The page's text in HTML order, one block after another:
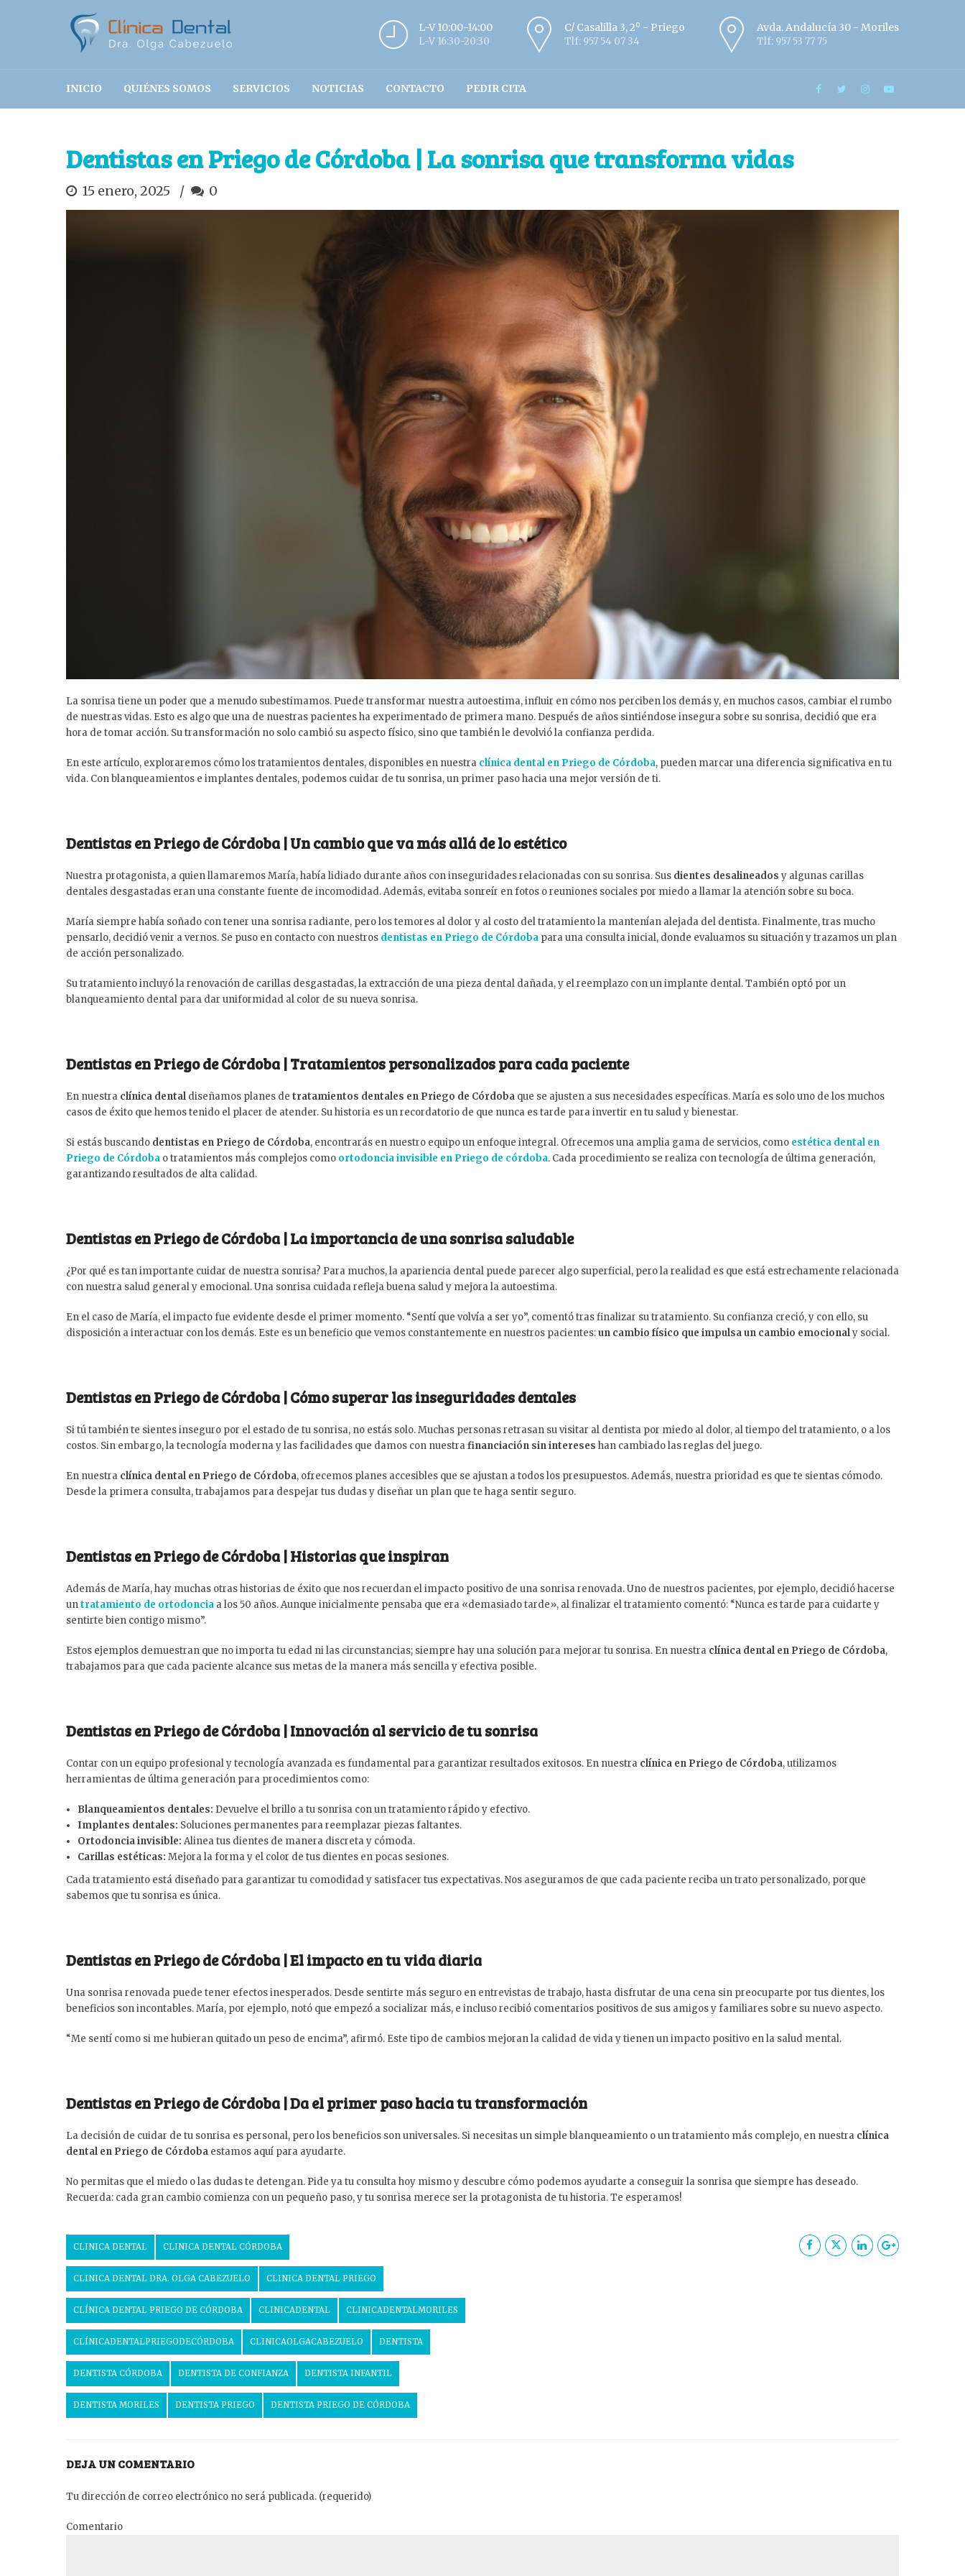
L-V 10:00-14:00
L-V 16:30-20:30
C/ Casalilla 3, 2º - Priego
Tlf: 957 54 07 34
Avda. Andalucía 30 - Moriles
Tlf: 957 53 77 75
INICIO QUIÉNES SOMOS SERVICIOS NOTICIAS CONTACTO PEDIR CITA
Dentistas en Priego de Córdoba | La sonrisa que transforma vidas
15 enero, 2025 0
La sonrisa tiene un poder que a menudo subestimamos. Puede transformar nuestra autoestima, influir en cómo nos perciben los demás y, en muchos casos, cambiar el rumbo
de nuestras vidas. Esto es algo que una de nuestras pacientes ha experimentado de primera mano. Después de años sintiéndose insegura sobre su sonrisa, decidió que era
hora de tomar acción. Su transformación no solo cambió su aspecto físico, sino que también le devolvió la confianza perdida.
En este artículo, exploraremos cómo los tratamientos dentales, disponibles en nuestra clínica dental en Priego de Córdoba, pueden marcar una diferencia significativa en tu
vida. Con blanqueamientos e implantes dentales, podemos cuidar de tu sonrisa, un primer paso hacia una mejor versión de ti.
Dentistas en Priego de Córdoba | Un cambio que va más allá de lo estético
Nuestra protagonista, a quien llamaremos María, había lidiado durante años con inseguridades relacionadas con su sonrisa. Sus dientes desalineados y algunas carillas
dentales desgastadas eran una constante fuente de incomodidad. Además, evitaba sonreír en fotos o reuniones sociales por miedo a llamar la atención sobre su boca.
María siempre había soñado con tener una sonrisa radiante, pero los temores al dolor y al costo del tratamiento la mantenían alejada del dentista. Finalmente, tras mucho
pensarlo, decidió venir a vernos. Se puso en contacto con nuestros dentistas en Priego de Córdoba para una consulta inicial, donde evaluamos su situación y trazamos un plan
de acción personalizado.
Su tratamiento incluyó la renovación de carillas desgastadas, la extracción de una pieza dental dañada, y el reemplazo con un implante dental. También optó por un
blanqueamiento dental para dar uniformidad al color de su nueva sonrisa.
Dentistas en Priego de Córdoba | Tratamientos personalizados para cada paciente
En nuestra clínica dental diseñamos planes de tratamientos dentales en Priego de Córdoba que se ajusten a sus necesidades específicas. María es solo uno de los muchos
casos de éxito que hemos tenido el placer de atender. Su historia es un recordatorio de que nunca es tarde para invertir en tu salud y bienestar.
Si estás buscando dentistas en Priego de Córdoba, encontrarás en nuestro equipo un enfoque integral. Ofrecemos una amplia gama de servicios, como estética dental en
Priego de Córdoba o tratamientos más complejos como ortodoncia invisible en Priego de córdoba. Cada procedimiento se realiza con tecnología de última generación,
garantizando resultados de alta calidad.
Dentistas en Priego de Córdoba | La importancia de una sonrisa saludable
¿Por qué es tan importante cuidar de nuestra sonrisa? Para muchos, la apariencia dental puede parecer algo superficial, pero la realidad es que está estrechamente relacionada
con nuestra salud general y emocional. Una sonrisa cuidada refleja buena salud y mejora la autoestima.
En el caso de María, el impacto fue evidente desde el primer momento. “Sentí que volvía a ser yo”, comentó tras finalizar su tratamiento. Su confianza creció, y con ello, su
disposición a interactuar con los demás. Este es un beneficio que vemos constantemente en nuestros pacientes:un cambio físico que impulsa un cambio emocionaly social.
Dentistas en Priego de Córdoba | Cómo superar las inseguridades dentales
Si tú también te sientes inseguro por el estado de tu sonrisa, no estás solo. Muchas personas retrasan su visitar al dentista por miedo al dolor, al tiempo del tratamiento, o a los
costos. Sin embargo, la tecnología moderna y las facilidades que damos con nuestrafinanciación sin intereses han cambiado las reglas del juego.
En nuestra clínica dental en Priego de Córdoba, ofrecemos planes accesibles que se ajustan a todos los presupuestos. Además, nuestra prioridad es que te sientas cómodo.
Desde la primera consulta, trabajamos para despejar tus dudas y diseñar un plan que te haga sentir seguro.
Dentistas en Priego de Córdoba | Historias que inspiran
Además de María, hay muchas otras historias de éxito que nos recuerdan el impacto positivo de una sonrisa renovada. Uno de nuestros pacientes, por ejemplo, decidió hacerse
untratamiento de ortodoncia a los 50 años. Aunque inicialmente pensaba que era «demasiado tarde», al finalizar el tratamiento comentó: “Nunca es tarde para cuidarte y
sentirte bien contigo mismo”.
Estos ejemplos demuestran que no importa tu edad ni las circunstancias; siempre hay una solución para mejorar tu sonrisa. En nuestra clínica dental en Priego de Córdoba,
trabajamos para que cada paciente alcance sus metas de la manera más sencilla y efectiva posible.
Dentistas en Priego de Córdoba | Innovación al servicio de tu sonrisa
Contar con un equipo profesional y tecnología avanzada es fundamental para garantizar resultados exitosos. En nuestra clínica en Priego de Córdoba, utilizamos
herramientas de última generación para procedimientos como:
Blanqueamientos dentales: Devuelve el brillo a tu sonrisa con un tratamiento rápido y efectivo.
Implantes dentales: Soluciones permanentes para reemplazar piezas faltantes.
Ortodoncia invisible: Alinea tus dientes de manera discreta y cómoda.
Carillas estéticas: Mejora la forma y el color de tus dientes en pocas sesiones.
Cada tratamiento está diseñado para garantizar tu comodidad y satisfacer tus expectativas. Nos aseguramos de que cada paciente reciba un trato personalizado, porque
sabemos que tu sonrisa es única.
Dentistas en Priego de Córdoba | El impacto en tu vida diaria
Una sonrisa renovada puede tener efectos inesperados. Desde sentirte más seguro en entrevistas de trabajo, hasta disfrutar de una cena sin preocuparte por tus dientes, los
beneficios son incontables. María, por ejemplo, notó que empezó a socializar más, e incluso recibió comentarios positivos de sus amigos y familiares sobre su nuevo aspecto.
“Me sentí como si me hubieran quitado un peso de encima”, afirmó. Este tipo de cambios mejoran la calidad de vida y tienen un impacto positivo en la salud mental.
Dentistas en Priego de Córdoba | Da el primer paso hacia tu transformación
La decisión de cuidar de tu sonrisa es personal, pero los beneficios son universales. Si necesitas un simple blanqueamiento o un tratamiento más complejo, en nuestra clínica
dental en Priego de Córdoba estamos aquí para ayudarte.
No permitas que el miedo o las dudas te detengan. Pide ya tu consulta hoy mismo y descubre cómo podemos ayudarte a conseguir la sonrisa que siempre has deseado.
Recuerda: cada gran cambio comienza con un pequeño paso, y tu sonrisa merece ser la protagonista de tu historia. Te esperamos!
CLINICA DENTAL CLINICA DENTAL CÓRDOBA
CLINICA DENTAL DRA. OLGA CABEZUELO CLINICA DENTAL PRIEGO
CLÍNICA DENTAL PRIEGO DE CÓRDOBA CLINICADENTAL CLINICADENTALMORILES
CLÍNICADENTALPRIEGODECÓRDOBA CLINICAOLGACABEZUELO DENTISTA
DENTISTA CÓRDOBA DENTISTA DE CONFIANZA DENTISTA INFANTIL
DENTISTA MORILES DENTISTA PRIEGO DENTISTA PRIEGO DE CÓRDOBA
DEJA UN COMENTARIO
Tu dirección de correo electrónico no será publicada. (requerido)
Comentario